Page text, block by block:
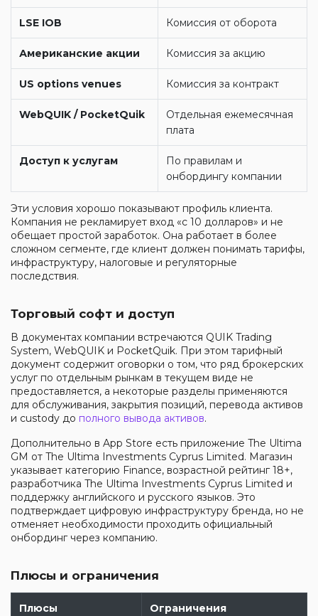
LSE IOB Комиссия от оборота
Американские акции Комиссия за акцию
US options venues Комиссия за контракт
WebQUIK / PocketQuik
Отдельная ежемесячная
плата
Доступ к услугам
По правилам и
онбордингу компании
Эти условия хорошо показывают профиль клиента.
Компания не рекламирует вход «с 10 долларов» и не
обещает простой заработок. Она работает в более
сложном сегменте, где клиент должен понимать тарифы,
инфраструктуру, налоговые и регуляторные
последствия.
Торговый софт и доступ
В документах компании встречаются QUIK Trading
System, WebQUIK и PocketQuik. При этом тарифный
документ содержит оговорки о том, что ряд брокерских
услуг по отдельным рынкам в текущем виде не
предоставляется, а некоторые разделы применяются
для обслуживания, закрытия позиций, перевода активов
и custody до полного вывода активов.
Дополнительно в App Store есть приложение The Ultima
GM от The Ultima Investments Cyprus Limited. Магазин
указывает категорию Finance, возрастной рейтинг 18+,
разработчика The Ultima Investments Cyprus Limited и
поддержку английского и русского языков. Это
подтверждает цифровую инфраструктуру бренда, но не
отменяет необходимости проходить официальный
онбординг через компанию.
Плюсы и ограничения
Плюсы Ограничения